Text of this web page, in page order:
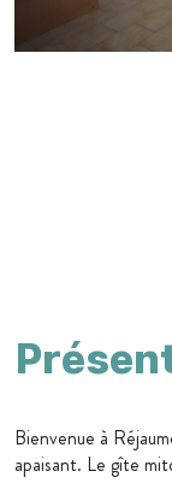
Bienvenue à
apaisant. Le gîte